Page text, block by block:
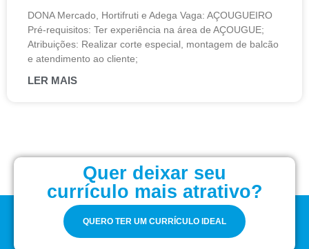
DONA Mercado, Hortifruti e Adega Vaga: AÇOUGUEIRO
Pré-requisitos: Ter experiência na área de AÇOUGUE;
Atribuições: Realizar corte especial, montagem de balcão
e atendimento ao cliente;
LER MAIS
Quer deixar seu
currículo mais atrativo?
QUERO TER UM CURRÍCULO IDEAL